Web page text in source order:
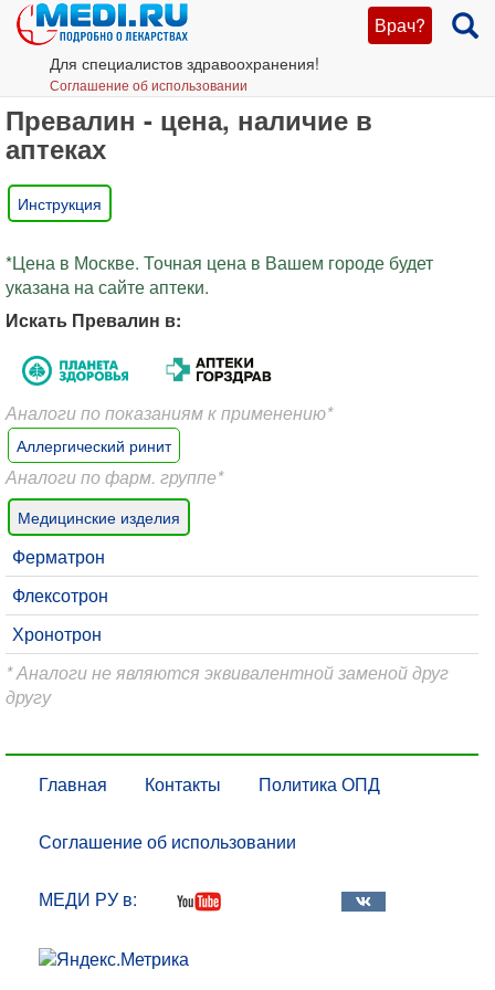
Врач?
Для специалистов здравоохранения!
Соглашение об использовании
Превалин - цена, наличие в
аптеках
Инструкция
*Цена в Москве. Точная цена в Вашем городе будет
указана на сайте аптеки.
Искать Превалин в:
Аналоги по показаниям к применению*
Аллергический ринит
Аналоги по фарм. группе*
Медицинские изделия
Ферматрон
Флексотрон
Хронотрон
* Аналоги не являются эквивалентной заменой друг
другу
Главная Контакты Политика ОПД
Соглашение об использовании
МЕДИ РУ в: